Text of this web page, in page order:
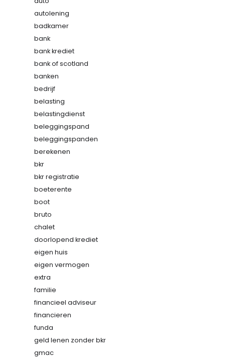
autolening
badkamer
bank
bank krediet
bank of scotland
banken
bedrijf
belasting
belastingdienst
beleggingspand
beleggingspanden
berekenen
bkr
bkr registratie
boeterente
boot
bruto
chalet
doorlopend krediet
eigen huis
eigen vermogen
extra
familie
financieel adviseur
financieren
funda
geld lenen zonder bkr
gmac